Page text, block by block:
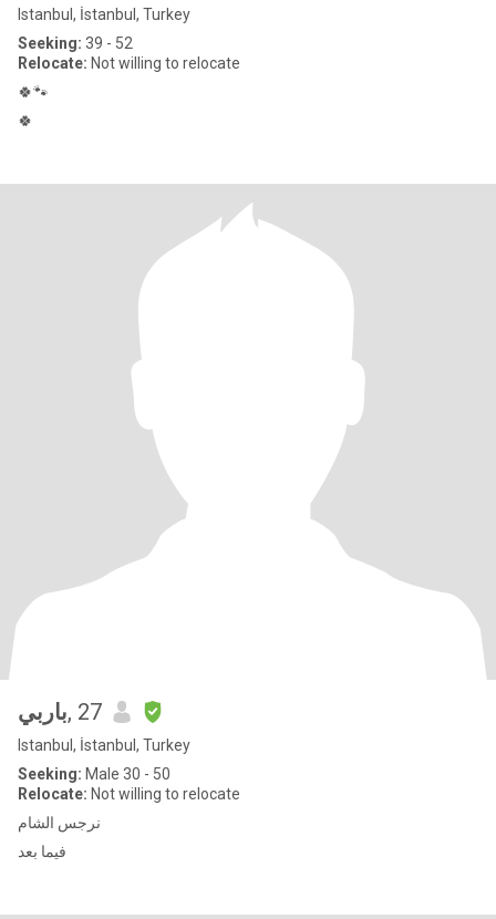
Istanbul, İstanbul, Turkey
Seeking: 39 - 52
Relocate: Not willing to relocate
🍀🐾
🍀
باربي, 27
Istanbul, İstanbul, Turkey
Seeking: Male 30 - 50
Relocate: Not willing to relocate
نرجس الشام
فيما بعد